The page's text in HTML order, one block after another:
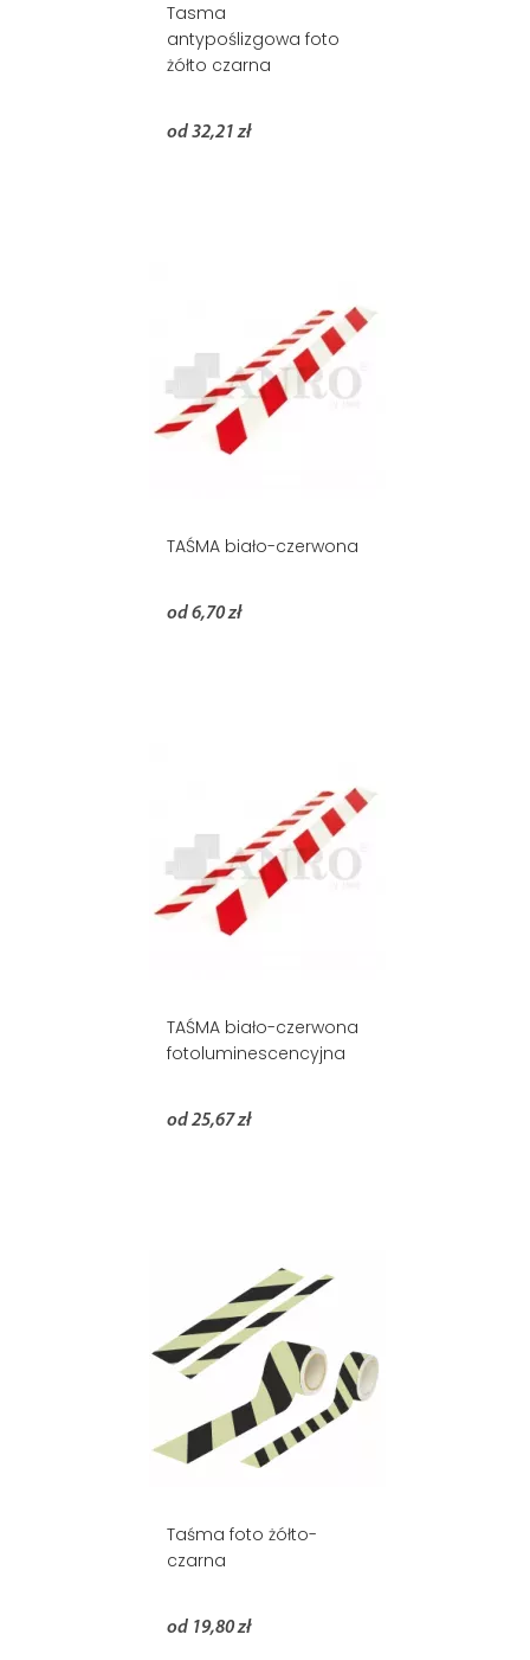
Tasma
antypoślizgowa foto
żółto czarna
od 32,21 zł
TAŚMA biało-czerwona
od 6,70 zł
TAŚMA biało-czerwona
fotoluminescencyjna
od 25,67 zł
Taśma foto żółto-
czarna
od 19,80 zł